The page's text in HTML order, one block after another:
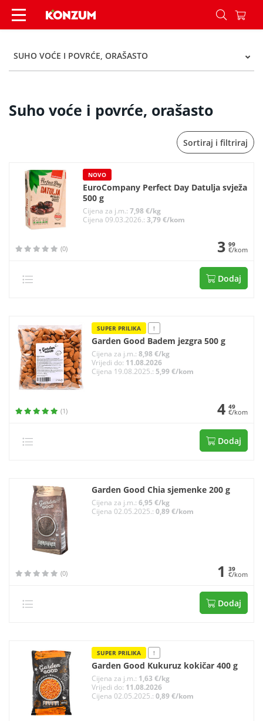
Suho voće i povrće, orašasto - Kategorije -
SUHO VOĆE I POVRĆE, ORAŠASTO
Suho voće i povrće, orašasto
Sortiraj i filtriraj
NOVO
EuroCompany Perfect Day Datulja svježa
500 g
Cijena za j.m.:7,98 €/kg
Cijena 09.03.2026.:3,79 €/kom
(0) 3 99
€/kom
Dodaj
SUPER PRILIKA !
Garden Good Badem jezgra 500 g
Cijena za j.m.: 8,98 €/kg
Vrijedi do: 11.08.2026
Cijena 19.08.2025.: 5,99 €/kom
(1) 4 49
€/kom
Dodaj
Garden Good Chia sjemenke 200 g
Cijena za j.m.: 6,95 €/kg
Cijena 02.05.2025.: 0,89 €/kom
(0) 1 39
€/kom
Dodaj
SUPER PRILIKA !
Garden Good Kukuruz kokičar 400 g
Cijena za j.m.: 1,63 €/kg
Vrijedi do: 11.08.2026
Cijena 02.05.2025.: 0,89 €/kom